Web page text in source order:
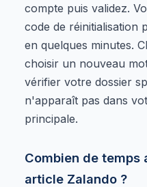
compte puis validez.
code de réinitialisation
en quelques minutes.
choisir un nouveau
vérifier votre dossier
n'apparaît pas dans
principale.
Combien de temps
article Zalando ?